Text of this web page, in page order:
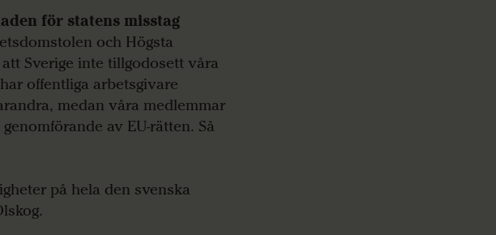
för statens misstag
och Högsta
Sverige inte tillgodosett våra
offentliga arbetsgivare
medan våra medlemmar
av EU-rätten. Så
på hela den svenska